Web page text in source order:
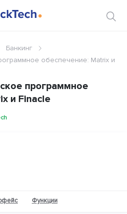
Банкинг
обеспечение: Matrix и
программное
и Finacle
Функции